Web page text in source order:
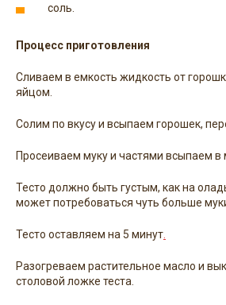
соль.
Процесс приготовления
Сливаем в емкость жидкость от
яйцом.
Солим по вкусу и всыпаем горошек,
Просеиваем муку и частями всыпаем в
Тесто должно быть густым, как на
может потребоваться чуть больше
Тесто оставляем на 5 минут
Разогреваем растительное масло и
столовой ложке теста.